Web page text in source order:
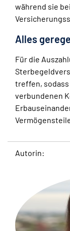
während sie
Alles
Für die
treffen,
verbundenen
Autorin: